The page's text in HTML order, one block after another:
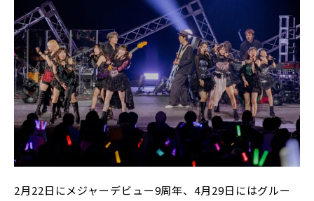
2月22日にメジャーデビュー9周年、4月29日にはグルー